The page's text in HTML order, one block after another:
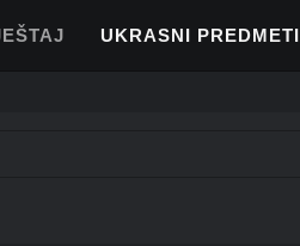
UKRASNI PREDMETI